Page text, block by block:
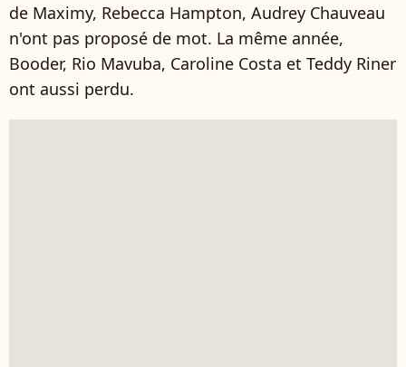
de Maximy, Rebecca Hampton, Audrey Chauveau
n'ont pas proposé de mot. La même année,
Booder, Rio Mavuba, Caroline Costa et Teddy Riner
ont aussi perdu.